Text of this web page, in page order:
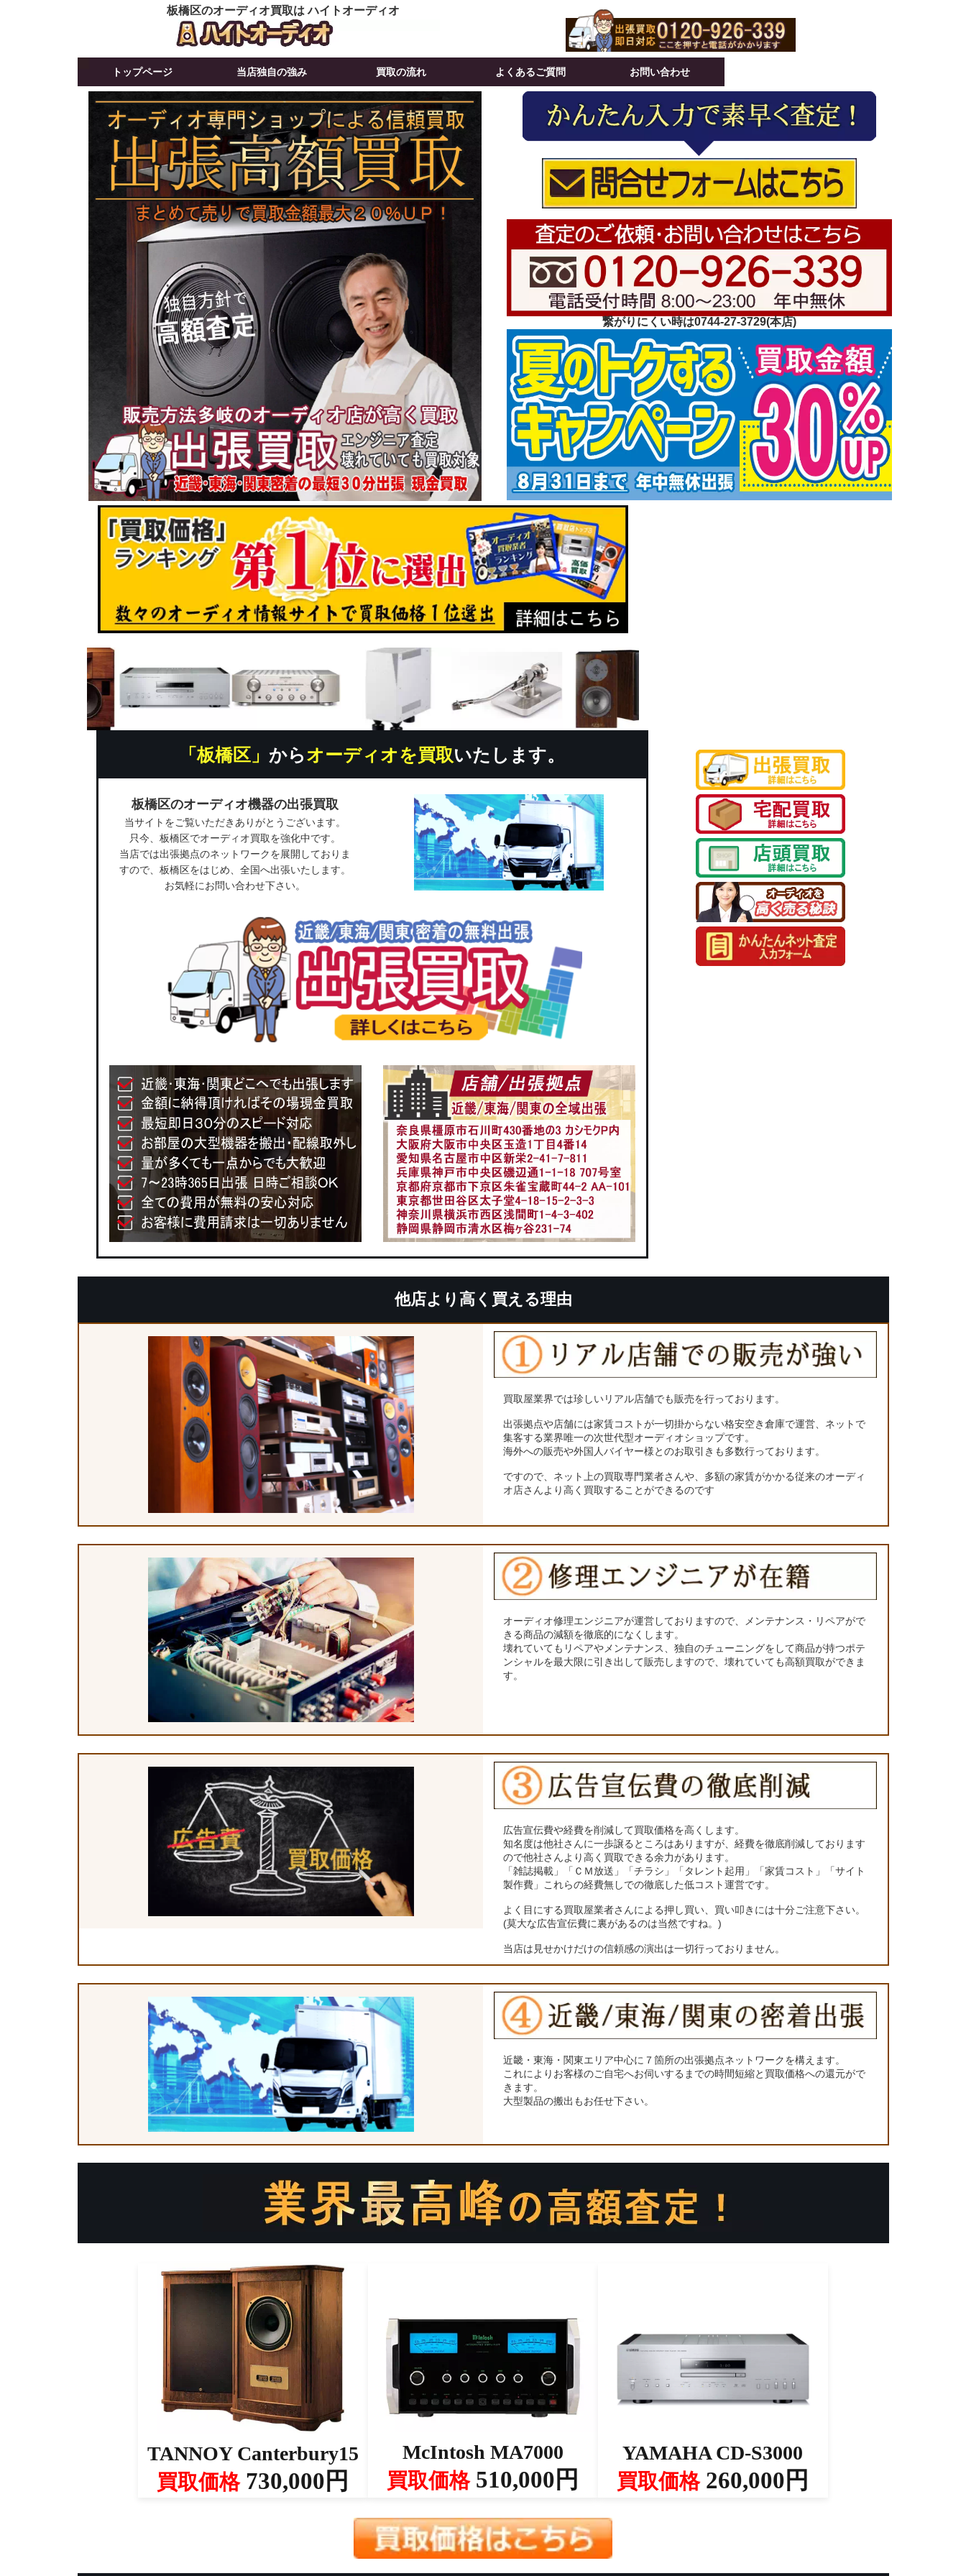
板橋区のオーディオ買取は ハイトオーディオ
繋がりにくい時は0744-27-3729(本店)
「板橋区」 からオーディオを買取いたします。
板橋区のオーディオ機器の出張買取
当サイトをご覧いただきありがとうございます。
只今、板橋区でオーディオ買取を強化中です。
当店では出張拠点のネットワークを展開しておりま
すので、板橋区をはじめ、全国へ出張いたします。
お気軽にお問い合わせ下さい。
トップページ 当店独自の強み 買取の流れ よくあるご質問 お問い合わせ
他店より高く買える理由
買取屋業界では珍しいリアル店舗でも販売を行っております。
出張拠点や店舗には家賃コストが一切掛からない格安空き倉庫で運営、ネットで
集客する業界唯一の次世代型オーディオショップです。
海外への販売や外国人バイヤー様とのお取引きも多数行っております。
ですので、ネット上の買取専門業者さんや、多額の家賃がかかる従来のオーディ
オ店さんより高く買取することができるのです
オーディオ修理エンジニアが運営しておりますので、メンテナンス・リペアがで
きる商品の減額を徹底的になくします。
壊れていてもリペアやメンテナンス、独自のチューニングをして商品が持つポテ
ンシャルを最大限に引き出して販売しますので、壊れていても高額買取ができま
す。
広告宣伝費や経費を削減して買取価格を高くします。
知名度は他社さんに一歩譲るところはありますが、経費を徹底削減しております
ので他社さんより高く買取できる余力があります。
「雑誌掲載」「ＣＭ放送」「チラシ」「タレント起用」「家賃コスト」「サイト
製作費」これらの経費無しでの徹底した低コスト運営です。
よく目にする買取屋業者さんによる押し買い、買い叩きには十分ご注意下さい。
(莫大な広告宣伝費に裏があるのは当然ですね。)
当店は見せかけだけの信頼感の演出は一切行っておりません。
近畿・東海・関東エリア中心に７箇所の出張拠点ネットワークを構えます。
これによりお客様のご自宅へお伺いするまでの時間短縮と買取価格への還元がで
きます。
大型製品の搬出もお任せ下さい。
TANNOY Canterbury15
買取価格730,000円
McIntosh MA7000
買取価格510,000円
YAMAHA CD-S3000
買取価格260,000円